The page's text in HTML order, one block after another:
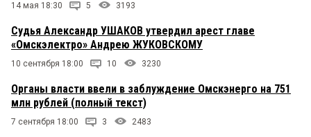
14 мая 18:30 5 3193
Судья Александр УШАКОВ утвердил арест главе
«Омскэлектро» Андрею ЖУКОВСКОМУ
10 сентября 18:00 10 3230
Органы власти ввели в заблуждение Омскэнерго на 751
млн рублей (полный текст)
7 сентября 18:00 3 2483